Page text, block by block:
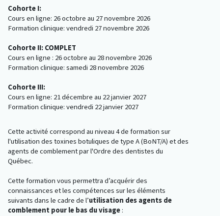
Cohorte I:
Cours en ligne: 26 octobre au 27 novembre 2026
Formation clinique: vendredi 27 novembre 2026
Cohorte II: COMPLET
Cours en ligne : 26 octobre au 28 novembre 2026
Formation clinique: samedi 28 novembre 2026
Cohorte III:
Cours en ligne: 21 décembre au 22 janvier 2027
Formation clinique: vendredi 22 janvier 2027
Cette activité correspond au niveau 4 de formation sur
l'utilisation des toxines botuliques de type A (BoNT/A) et des
agents de comblement par l'Ordre des dentistes du
Québec.
Cette formation vous permettra d’acquérir des
connaissances et les compétences sur les éléments
suivants dans le cadre de l’utilisation des agents de
comblement pour le bas du visage :